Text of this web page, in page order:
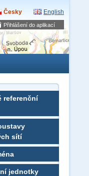
Přihlášení do aplikací
Česky English
referenční
sítí
jednotky